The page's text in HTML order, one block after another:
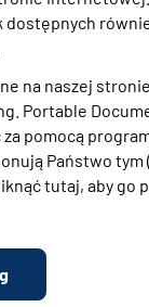
na naszej
Portable
pomocą
Państwo tym
tutaj, aby go